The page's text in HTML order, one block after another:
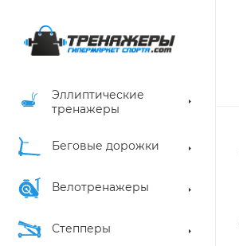
Эллиптические
тренажеры
Беговые дорожки
Велотренажеры
Степперы